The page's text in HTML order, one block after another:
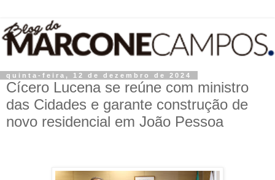
quinta-feira, 12 de dezembro de 2024
Cícero Lucena se reúne com ministro
das Cidades e garante construção de
novo residencial em João Pessoa